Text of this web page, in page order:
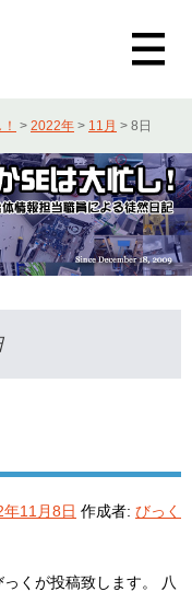
> 2022年 > 11月 > 8日
年11月8日 作成者: びっく
くが投稿致します。 八